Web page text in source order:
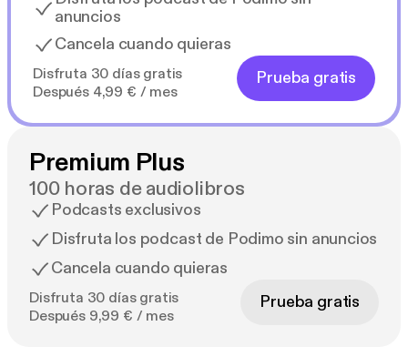
anuncios
Cancela cuando quieras
Disfruta 30 días gratis
Después 4,99 € / mes
Prueba gratis
Premium Plus
100 horas de audiolibros
Podcasts exclusivos
Disfruta los podcast de Podimo sin anuncios
Cancela cuando quieras
Disfruta 30 días gratis
Después 9,99 € / mes
Prueba gratis